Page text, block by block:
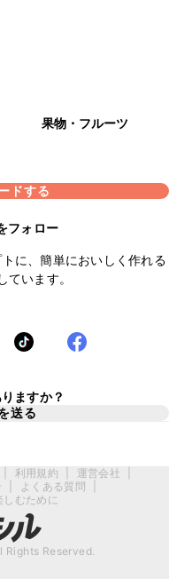
果物・フルーツ
ドする
フォロー
に、簡単においしく作れる
ています。
ますか？
送る
利用規約 運営会社
よくある質問
むために
Reserved.